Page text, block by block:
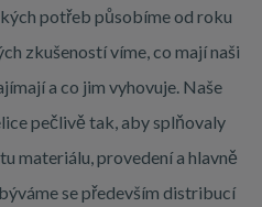
potřeb působíme od roku
zkušeností víme, co mají naši
a co jim vyhovuje. Naše
pečlivě tak, aby splňovaly
materiálu, provedení a hlavně
se především distribucí